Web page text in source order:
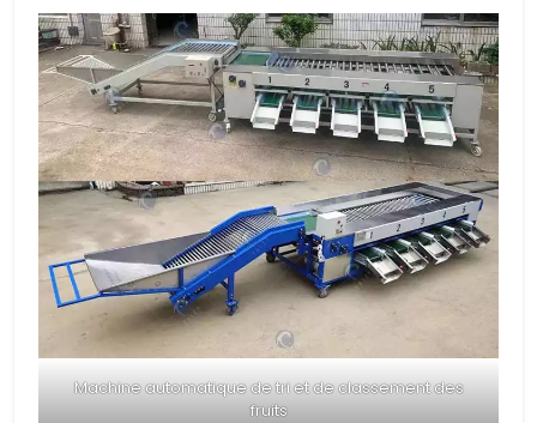
Machine automatique de tri et de classement des
fruits